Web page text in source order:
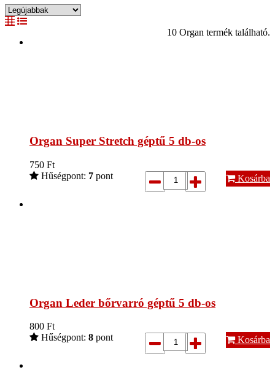
10 Organ termék található.
Organ Super Stretch géptű 5 db-os
750 Ft
Hűségpont: 7 pont Kosárba
Organ Leder bőrvarró géptű 5 db-os
800 Ft
Hűségpont: 8 pont Kosárba